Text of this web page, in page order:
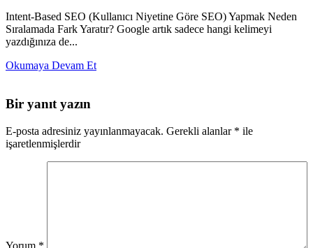
Intent-Based SEO (Kullanıcı Niyetine Göre SEO) Yapmak Neden
Sıralamada Fark Yaratır? Google artık sadece hangi kelimeyi
yazdığınıza de...
Okumaya Devam Et
Bir yanıt yazın
E-posta adresiniz yayınlanmayacak. Gerekli alanlar * ile
işaretlenmişlerdir
Yorum *